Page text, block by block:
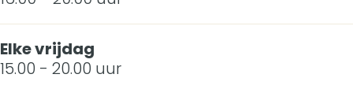
o
s
b
o
r
b
e
t
Elke vrijdag
15.00 - 20.00 uur